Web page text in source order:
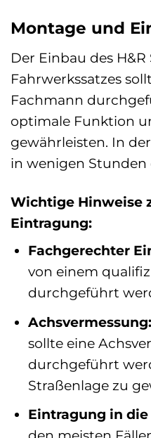
Montage und
Der Einbau des
Fahrwerkssatzes
Fachmann
optimale Funktion
gewährleisten. In
in wenigen Stunden
Wichtige Hinweise
Eintragung:
Fachgerechter
von einem
durchgeführt
Achsvermessung:
sollte eine
durchgeführt
Straßenlage zu
Eintragung in